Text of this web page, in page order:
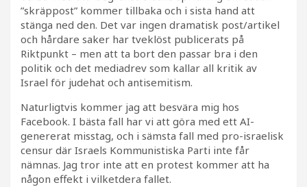
”skräppost” kommer tillbaka och i sista hand att
stänga ned den. Det var ingen dramatisk post/artikel
och hårdare saker har tveklöst publicerats på
Riktpunkt – men att ta bort den passar bra i den
politik och det mediadrev som kallar all kritik av
Israel för judehat och antisemitism.
Naturligtvis kommer jag att besvära mig hos
Facebook. I bästa fall har vi att göra med ett AI-
genererat misstag, och i sämsta fall med pro-israelisk
censur där Israels Kommunistiska Parti inte får
nämnas. Jag tror inte att en protest kommer att ha
någon effekt i vilketdera fallet.